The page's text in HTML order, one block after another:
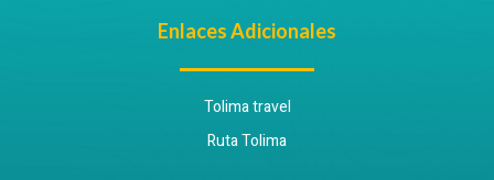
Enlaces Adicionales
Tolima travel
Ruta Tolima